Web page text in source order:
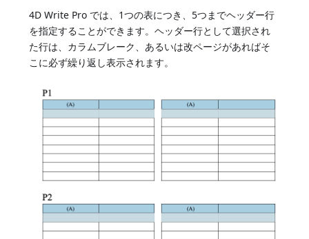
4D Write Pro では、1つの表につき、5つまでヘッダー行
を指定することができます。ヘッダー行として選択され
た行は、カラムブレーク、あるいは改ページがあればそ
こに必ず繰り返し表示されます。